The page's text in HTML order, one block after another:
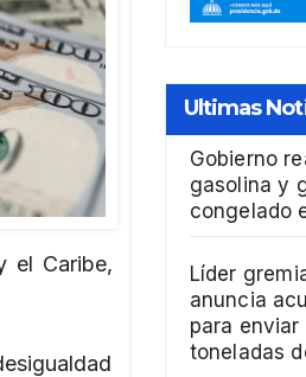
el Caribe,
Ultimas
Gobierno
gasolina y
congelado
Líder
anuncia
para enviar
toneladas